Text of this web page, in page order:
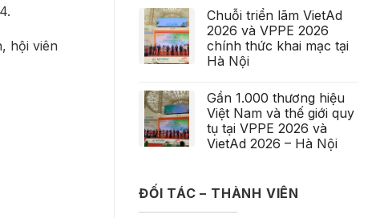
hội viên
Chuỗi triển lãm VietAd
2026 và VPPE 2026
chính thức khai mạc tại
Hà Nội
Gần 1.000 thương hiệu
Việt Nam và thế giới quy
tụ tại VPPE 2026 và
VietAd 2026 – Hà Nội
ĐỐI TÁC – THÀNH VIÊN